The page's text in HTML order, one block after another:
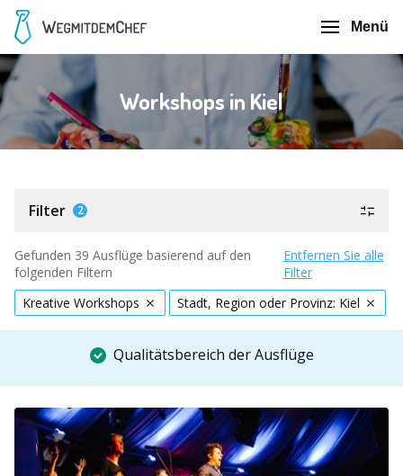
Menü
Workshops in Kiel
Filter 2
Gefunden 39 Ausflüge basierend auf den
folgenden Filtern
Entfernen Sie alle
Filter
Kreative Workshops
Stadt, Region oder Provinz: Kiel
Qualitätsbereich der Ausflüge